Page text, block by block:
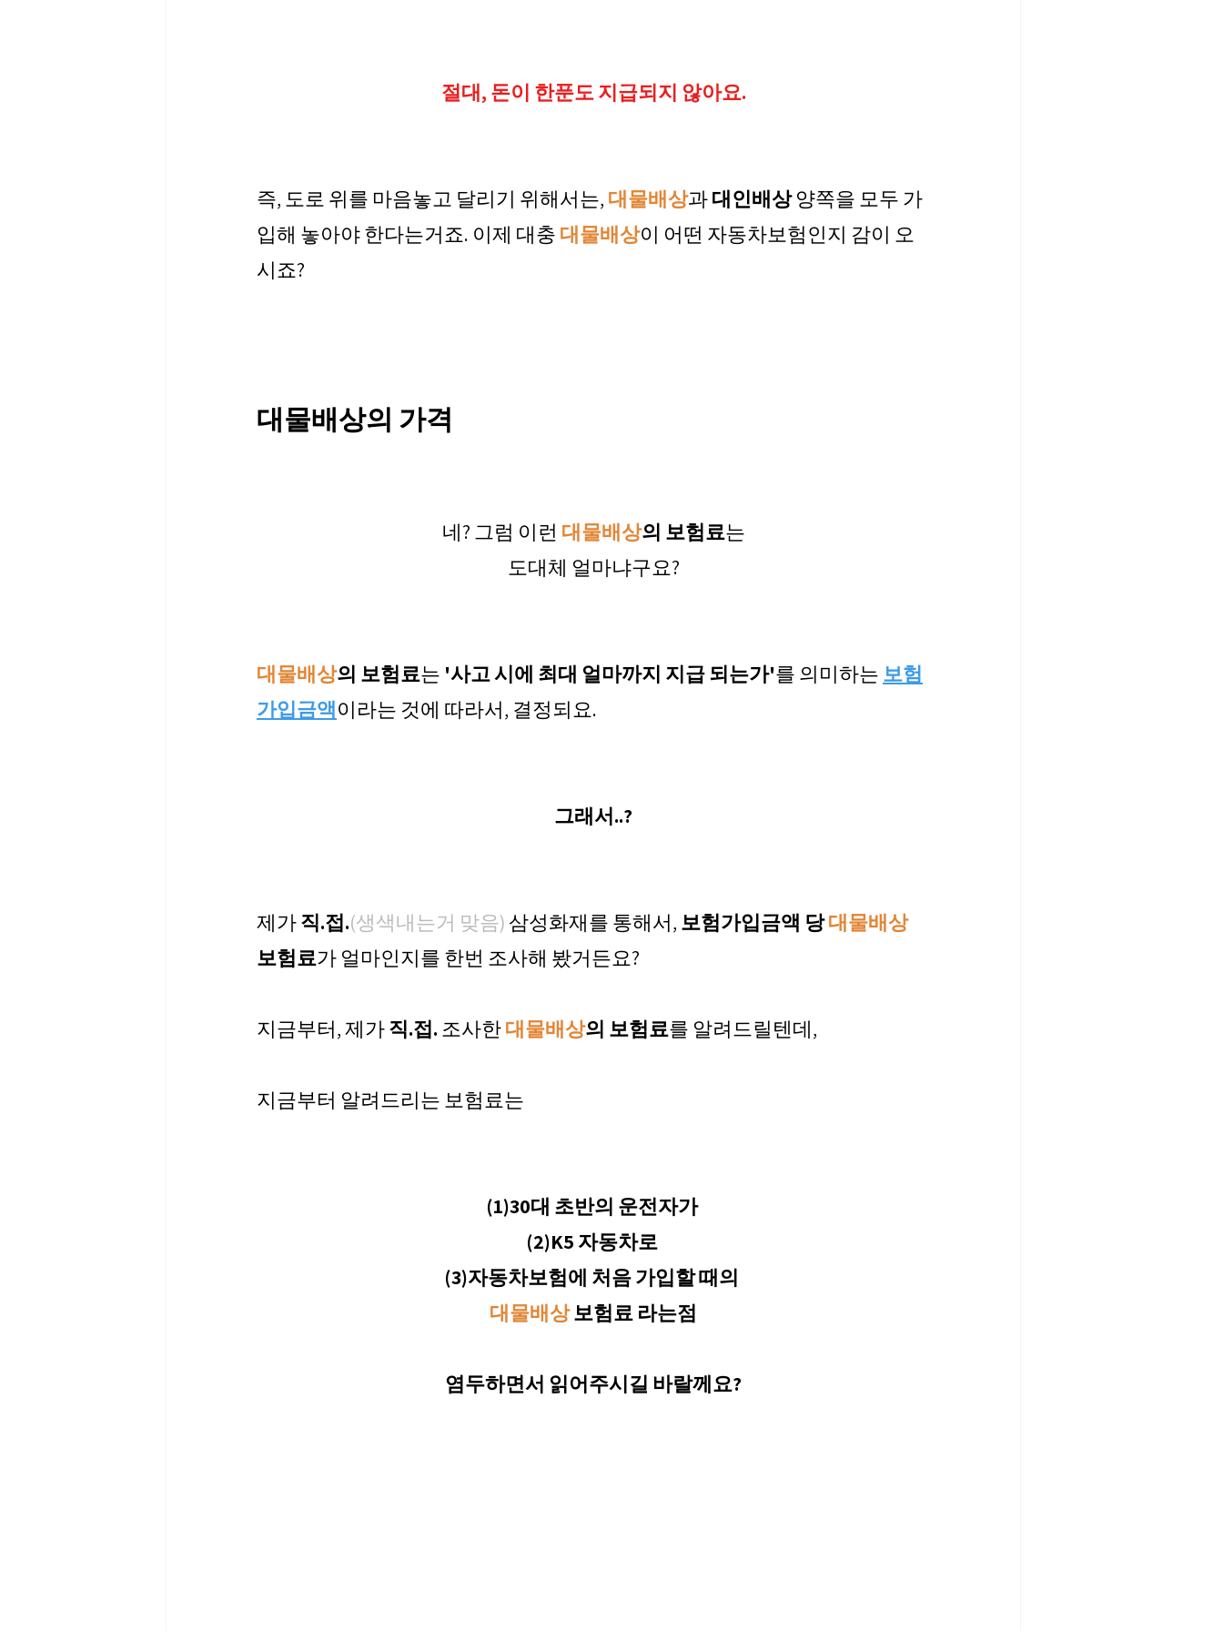
절대, 돈이 한푼도 지급되지 않아요.
즉, 도로 위를 마음놓고 달리기 위해서는, 대물배상과 대인배상 양쪽을 모두 가
입해 놓아야 한다는거죠. 이제 대충 대물배상이 어떤 자동차보험인지 감이 오
시죠?
대물배상의 가격
네? 그럼 이런 대물배상의 보험료는
도대체 얼마냐구요?
대물배상의 보험료는 '사고 시에 최대 얼마까지 지급 되는가'를 의미하는 보험
가입금액이라는 것에 따라서, 결정되요.
그래서..?
제가 직.접.(생색내는거 맞음) 삼성화재를 통해서, 보험가입금액 당 대물배상
보험료가 얼마인지를 한번 조사해 봤거든요?
지금부터, 제가 직.접. 조사한대물배상의 보험료를 알려드릴텐데,
지금부터 알려드리는 보험료는
(1)30대 초반의 운전자가
(2)K5 자동차로
(3)자동차보험에 처음 가입할 때의
대물배상 보험료 라는점
염두하면서 읽어주시길 바랄께요?